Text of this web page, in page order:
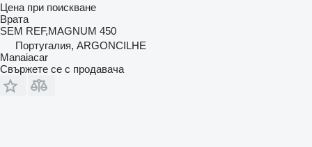
Цена при поискване
Врата
SEM REF,MAGNUM 450
Португалия, ARGONCILHE
Manaiacar
Свържете се с продавача